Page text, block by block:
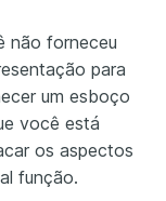
não forneceu
para
um esboço
você está
os aspectos
função.